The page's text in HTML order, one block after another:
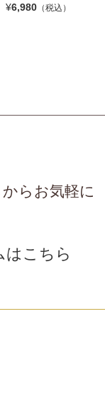
¥6,980 （税込）
らお気軽に
はこちら